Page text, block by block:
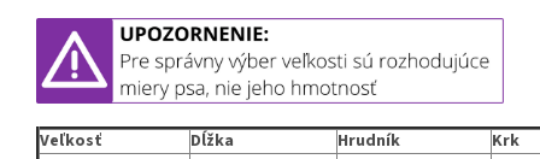
Veľkosť Dĺžka Hrudník
Krk